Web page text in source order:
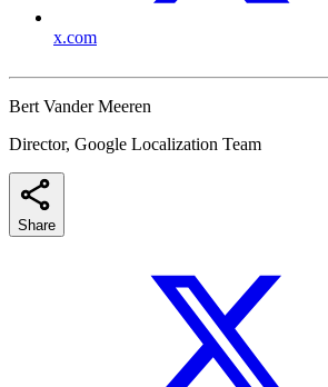
x.com
Bert Vander Meeren
Director, Google Localization Team
Share